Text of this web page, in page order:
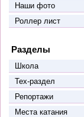
Наши фото
Роллер лист
Разделы
Школа
Тех-раздел
Репортажи
Места катания